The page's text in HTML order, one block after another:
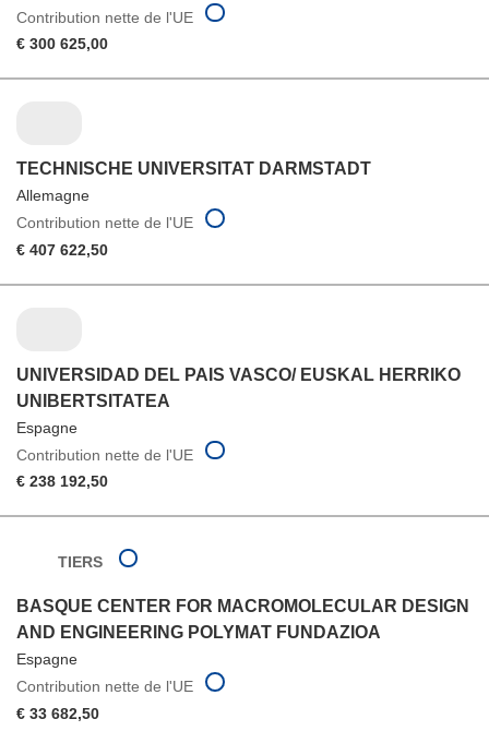
Contribution nette de l'UE
€ 300 625,00
TECHNISCHE UNIVERSITAT DARMSTADT
Allemagne
Contribution nette de l'UE
€ 407 622,50
UNIVERSIDAD DEL PAIS VASCO/ EUSKAL HERRIKO
UNIBERTSITATEA
Espagne
Contribution nette de l'UE
€ 238 192,50
TIERS
BASQUE CENTER FOR MACROMOLECULAR DESIGN
AND ENGINEERING POLYMAT FUNDAZIOA
Espagne
Contribution nette de l'UE
€ 33 682,50